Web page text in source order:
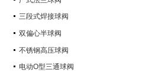
三段式焊接球阀
双偏心半球阀
不锈钢高压球阀
电动O型三通球阀